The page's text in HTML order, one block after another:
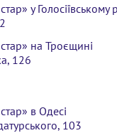
у Голосіївському
на Троєщині
126
в Одесі
103